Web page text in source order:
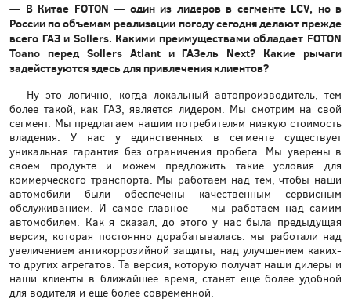
— В Китае FOTON — один из лидеров в сегменте LCV, но в
России по объемам реализации погоду сегодня делают прежде
всего ГАЗ и Sollers. Какими преимуществами обладает FOTON
Toano перед Sollers Atlant и ГАЗель Next? Какие рычаги
задействуются здесь для привлечения клиентов?
— Ну это логично, когда локальный автопроизводитель, тем
более такой, как ГАЗ, является лидером. Мы смотрим на свой
сегмент. Мы предлагаем нашим потребителям низкую стоимость
владения. У нас у единственных в сегменте существует
уникальная гарантия без ограничения пробега. Мы уверены в
своем продукте и можем предложить такие условия для
коммерческого транспорта. Мы работаем над тем, чтобы наши
автомобили были обеспечены качественным сервисным
обслуживанием. И самое главное — мы работаем над самим
автомобилем. Как я сказал, до этого у нас была предыдущая
версия, которая постоянно дорабатывалась: мы работали над
увеличением антикоррозийной защиты, над улучшением каких-
то других агрегатов. Та версия, которую получат наши дилеры и
наши клиенты в ближайшее время, станет еще более удобной
для водителя и еще более современной.